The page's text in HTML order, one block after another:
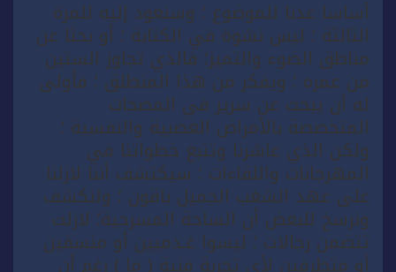
أساسا عدنا للموضوع ؛ وسنعود إليه للمرة
الثالثة ؛ ليس نشوة في الكتابة ؛ أو بحثا عن
مناطق الضوء والتميز؛ فالذي تجاوز الستين
من عمره ؛ ويفكر من هذا المنطلق ؛ فأولى
له أن يبحث عن سرير في المصحات
المتخصصة بالأمراض العصبية والنفسية ؛
ولكن الذي عاشرنا وتتبع خطواتنا في
المهرجانات واللقاءات ؛ سيكتشف أننا لازلنا
على عهد الشغب الجميل باقون ؛ ولنكشف
ونرسخ للبعض أن الساحة المسرحية؛ لازلت
تتضمن رجالات ؛ ليسوا عَـدميين أو منسفين
أو متطرفين لأي تجربة فنية ( ما ) رغم أن